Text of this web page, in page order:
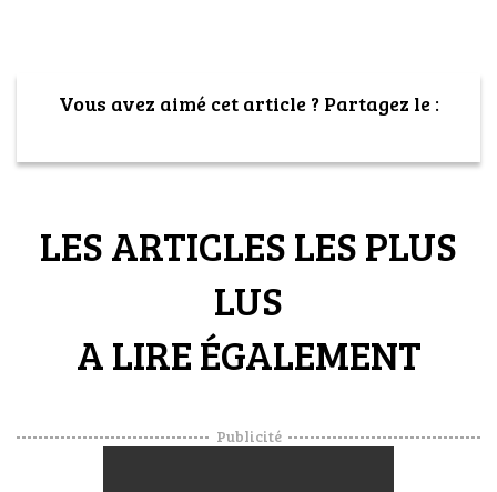
DÉCO
Vous avez aimé cet article ? Partagez le :
LES ARTICLES LES PLUS
LUS
A LIRE ÉGALEMENT
Publicité